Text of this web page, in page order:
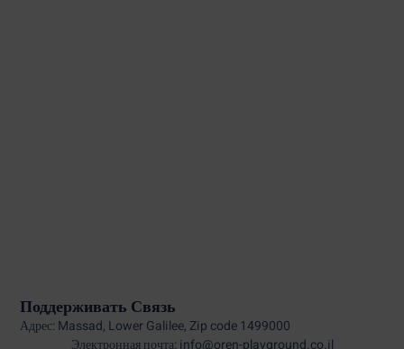
Поддерживать Связь
Адрес: Massad, Lower Galilee, Zip code 1499000
Электронная почта: info@oren-playground.co.il